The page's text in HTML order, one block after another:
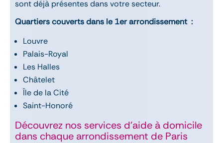
sont déjà présentes dans votre secteur.
Quartiers couverts dans le 1er arrondissement :
Louvre
Palais-Royal
Les Halles
Châtelet
Île de la Cité
Saint-Honoré
Découvrez nos services d’aide à domicile
dans chaque arrondissement de Paris